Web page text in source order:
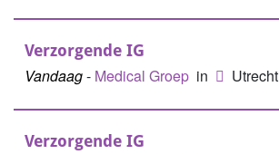
Verzorgende IG
Vandaag- Medical Groep in Utrecht
Verzorgende IG